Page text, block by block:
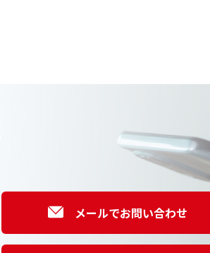
メールでお問い合わせ